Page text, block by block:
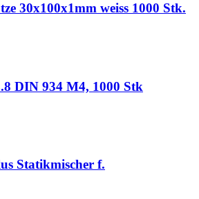
30x100x1mm weiss 1000 Stk.
DIN 934 M4, 1000 Stk
Statikmischer f.